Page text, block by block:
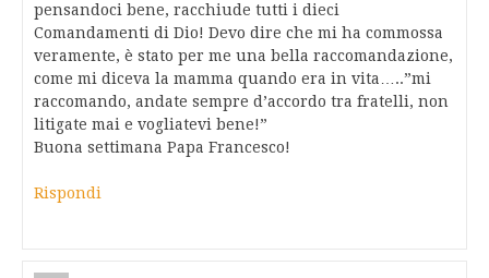
pensandoci bene, racchiude tutti i dieci
Comandamenti di Dio! Devo dire che mi ha commossa
veramente, è stato per me una bella raccomandazione,
come mi diceva la mamma quando era in vita…..”mi
raccomando, andate sempre d’accordo tra fratelli, non
litigate mai e vogliatevi bene!”
Buona settimana Papa Francesco!
Rispondi